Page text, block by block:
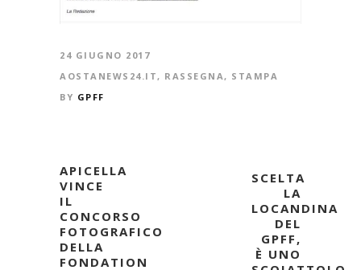
24 GIUGNO 2017
AOSTANEWS24.IT , RASSEGNA , STAMPA
BY GPFF
APICELLA
VINCE
IL
CONCORSO
FOTOGRAFICO
DELLA
FONDATION
SCELTA
LA
LOCANDINA
DEL
GPFF,
È UNO